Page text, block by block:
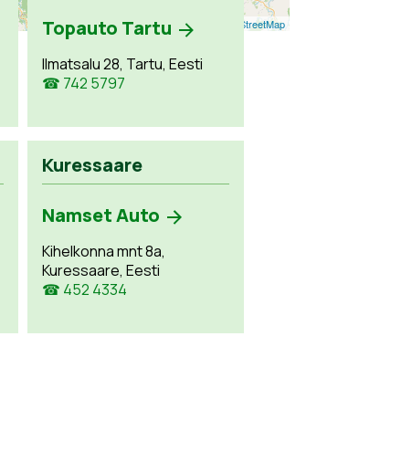
Leaflet OpenStreetMap
Topauto Tartu
Ilmatsalu 28, Tartu, Eesti
☎ 742 5797
Kuressaare
Namset Auto
Kihelkonna mnt 8a,
Kuressaare, Eesti
☎ 452 4334